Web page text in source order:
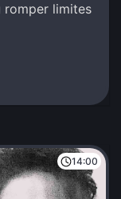
romper limites
14:00